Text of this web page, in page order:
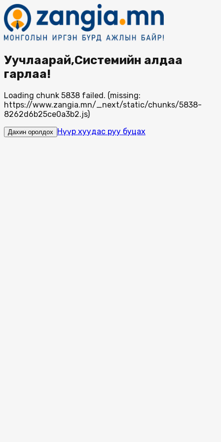
Уучлаарай,Системийн алдаа
гарлаа!
Loading chunk 5838 failed. (missing:
https://www.zangia.mn/_next/static/chunks/5838-
8262d6b25ce0a3b2.js)
Дахин оролдох Нүүр хуудас руу буцах